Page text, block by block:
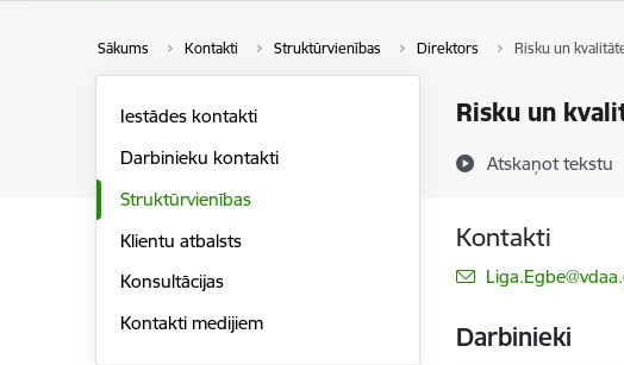
Sākums Kontakti Struktūrvienības Direktors Risku un
Risku un
Atskaņot tekstu
Iestādes kontakti
Darbinieku kontakti
Struktūrvienības
Klientu atbalsts
Konsultācijas
Kontakti medijiem
Kontakti
E-pasts:
Darbinieki